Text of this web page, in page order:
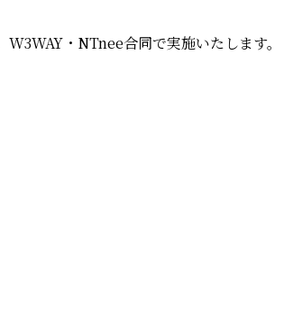
W3WAY・NTnee合同で実施いたします。